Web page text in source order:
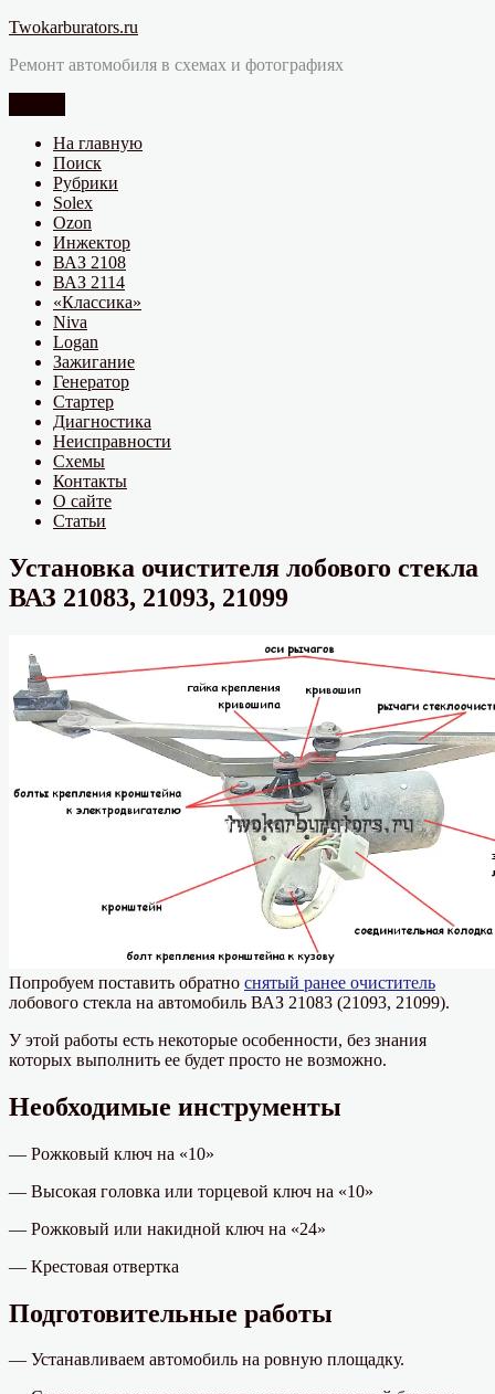
Перейти
содержимому
Twokarburators.ru
Ремонт автомобиля в схемах и фотографиях
На главную
Поиск
Рубрики
Solex
Ozon
Инжектор
ВАЗ 2108
ВАЗ 2114
«Классика»
Niva
Logan
Зажигание
Генератор
Стартер
Диагностика
Неисправности
Схемы
Контакты
О сайте
Статьи
Установка очистителя лобового стекла
ВАЗ 21083, 21093, 21099
Попробуем поставить обратно снятый ранее очиститель
лобового стекла на автомобиль ВАЗ 21083 (21093, 21099).
У этой работы есть некоторые особенности, без знания
которых выполнить ее будет просто не возможно.
Необходимые инструменты
— Рожковый ключ на «10»
— Высокая головка или торцевой ключ на «10»
— Рожковый или накидной ключ на «24»
— Крестовая отвертка
Подготовительные работы
— Устанавливаем автомобиль на ровную площадку.